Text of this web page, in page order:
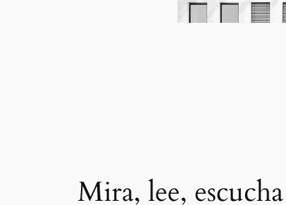
Mira, lee, escucha